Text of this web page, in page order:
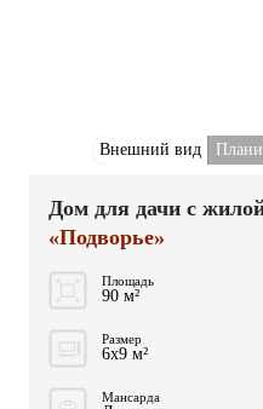
Внешний вид
Дом для дачи с
«Подворье»
Площадь
90 м²
Размер
6x9 м²
Мансарда